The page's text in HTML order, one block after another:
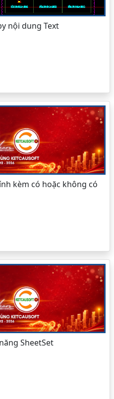
nội dung Text
kèm có hoặc không có
SheetSet